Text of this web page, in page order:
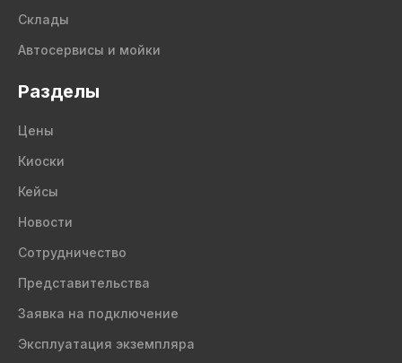
Склады
Автосервисы и мойки
Разделы
Цены
Киоски
Кейсы
Новости
Сотрудничество
Представительства
Заявка на подключение
Эксплуатация экземпляра